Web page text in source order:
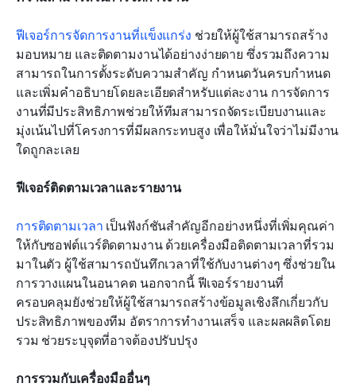
ฟีเจอร์การจัดการงานที่แข็งแกร่ง ช่วยให้ผู้ใช้สามารถสร้าง
มอบหมาย และติดตามงานได้อย่างง่ายดาย ซึ่งรวมถึงความ
สามารถในการตั้งระดับความสำคัญ กำหนดวันครบกำหนด
และเพิ่มคำอธิบายโดยละเอียดสำหรับแต่ละงาน การจัดการ
งานที่มีประสิทธิภาพช่วยให้ทีมสามารถจัดระเบียบงานและ
มุ่งเน้นไปที่โครงการที่มีผลกระทบสูง เพื่อให้มั่นใจว่าไม่มีงาน
ใดถูกละเลย
ฟีเจอร์ติดตามเวลาและรายงาน
การติดตามเวลา เป็นฟังก์ชันสำคัญอีกอย่างหนึ่งที่เพิ่มคุณค่า
ให้กับซอฟต์แวร์ติดตามงาน ด้วยเครื่องมือติดตามเวลาที่รวม
มาในตัว ผู้ใช้สามารถบันทึกเวลาที่ใช้กับงานต่างๆ ซึ่งช่วยใน
การวางแผนในอนาคต นอกจากนี้ ฟีเจอร์รายงานที่
ครอบคลุมยังช่วยให้ผู้ใช้สามารถสร้างข้อมูลเชิงลึกเกี่ยวกับ
ประสิทธิภาพของทีม อัตราการทำงานเสร็จ และผลผลิตโดย
รวม ช่วยระบุจุดที่อาจต้องปรับปรุง
การรวมกับเครื่องมืออื่นๆ